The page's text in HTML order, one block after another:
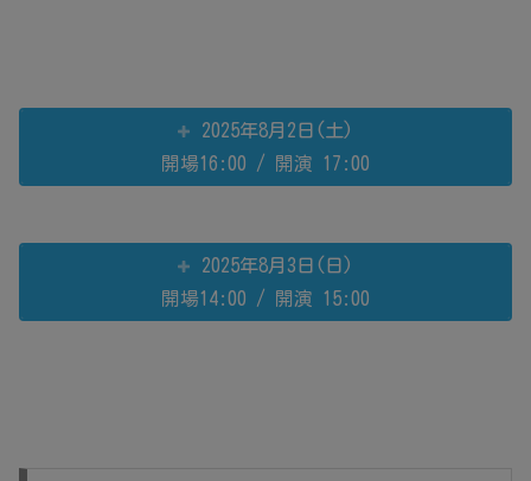
2025年8月2日(土)
開場16:00 / 開演 17:00
2025年8月3日(日)
開場14:00 / 開演 15:00